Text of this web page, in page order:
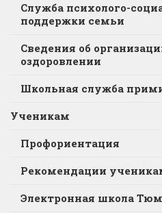
Служба психолого-
поддержки семьи
Сведения об
оздоровлении
Школьная служба
Ученикам
Профориентация
Рекомендации
Электронная школа